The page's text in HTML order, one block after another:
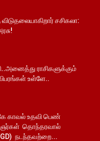
சசிகலா:
ராசிகளுக்கும்
உள்ளே..
காவல் உதவி பெண்
தொந்தரவால்
(GD) நடந்தவற்றை...